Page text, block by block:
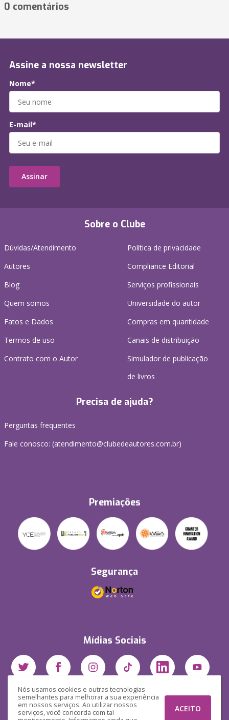
Nós usamos cookies e outras tecnologias
semelhantes para melhorar a sua experiência
em nossos serviços. Ao utilizar nossos
serviços, você concorda com tal
ACEITO
0 comentários
Sobre o Clube
Dúvidas/Atendimento
Autores
Blog
Quem somos
Fatos e Dados
Termos de uso
Contrato com o Autor
Política de privacidade
Compliance Editorial
Serviços profissionais
Universidade do autor
Compras em quantidade
Canais de distribuição
Simulador de publicação
de livros
Precisa de ajuda?
Perguntas frequentes
Fale conosco: (atendimento@clubedeautores.com.br)
Premiações
Segurança
Mídias Sociais
Assine a nossa newsletter
Nome*
E-mail*
Assinar